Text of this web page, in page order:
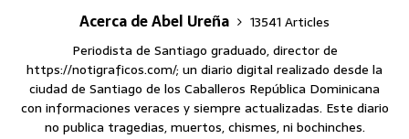
Acerca de Abel Ureña
13541 Articles
Periodista de Santiago graduado, director de
https://notigraficos.com/; un diario digital realizado desde la
ciudad de Santiago de los Caballeros República Dominicana
con informaciones veraces y siempre actualizadas. Este diario
no publica tragedias, muertos, chismes, ni bochinches.